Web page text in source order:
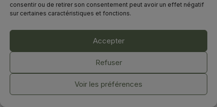
consentir ou de retirer son consentement peut avoir un effet négatif
sur certaines caractéristiques et fonctions.
Accepter
Refuser
Voir les préférences
©2025. Marion Vallès-Dordal
Mentions légales & Politique de confidentialité-CGV